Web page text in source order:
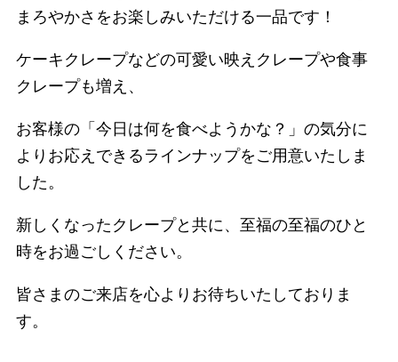
まろやかさをお楽しみいただける一品です！
ケーキクレープなどの可愛い映えクレープや食事
クレープも増え、
お客様の「今日は何を食べようかな？」の気分に
よりお応えできるラインナップをご用意いたしま
した。
新しくなったクレープと共に、至福の至福のひと
時をお過ごしください。
皆さまのご来店を心よりお待ちいたしておりま
す。